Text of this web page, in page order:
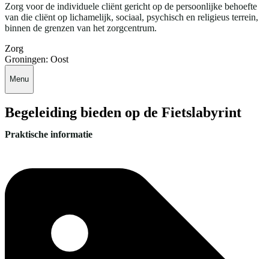
Zorg voor de individuele cliënt gericht op de persoonlijke behoefte
van die cliënt op lichamelijk, sociaal, psychisch en religieus terrein,
binnen de grenzen van het zorgcentrum.
Zorg
Groningen: Oost
Menu
Begeleiding bieden op de Fietslabyrint
Praktische informatie